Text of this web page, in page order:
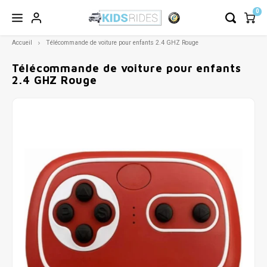
0
Accueil Télécommande de voiture pour enfants 2.4 GHZ Rouge
Télécommande de voiture pour enfants
2.4 GHZ Rouge